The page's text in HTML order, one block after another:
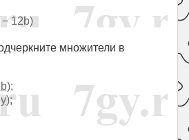
− 12b)
множители в
;
;